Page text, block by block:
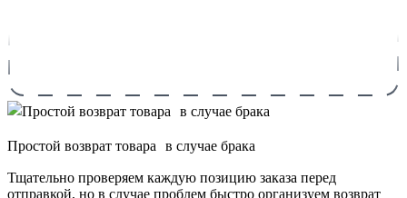
Простой возврат товара в случае брака
Тщательно проверяем каждую позицию заказа перед
отправкой, но в случае проблем быстро организуем возврат